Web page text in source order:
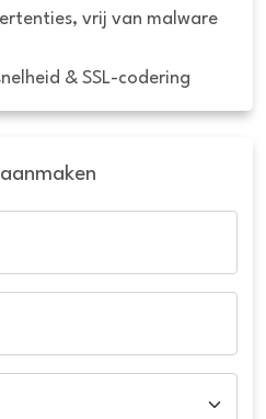
vrij van malware
& SSL-codering